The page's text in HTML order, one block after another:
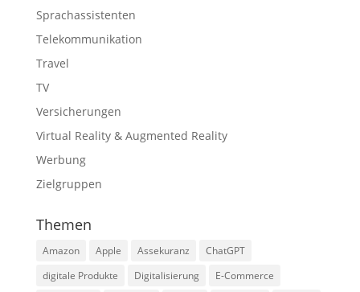
Sprachassistenten
Telekommunikation
Travel
TV
Versicherungen
Virtual Reality & Augmented Reality
Werbung
Zielgruppen
Themen
Amazon Apple Assekuranz
ChatGPT
digitale Produkte
Digitalisierung
E-Commerce